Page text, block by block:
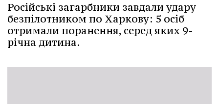
Російські загарбники завдали удару
безпілотником по Харкову: 5 осіб
отримали поранення, серед яких 9-
річна дитина.